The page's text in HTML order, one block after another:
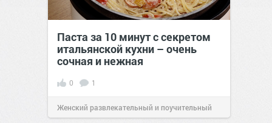
Паста за 10 минут с секретом
итальянской кухни – очень
сочная и нежная
0 1
Женский развлекательный и поучительный